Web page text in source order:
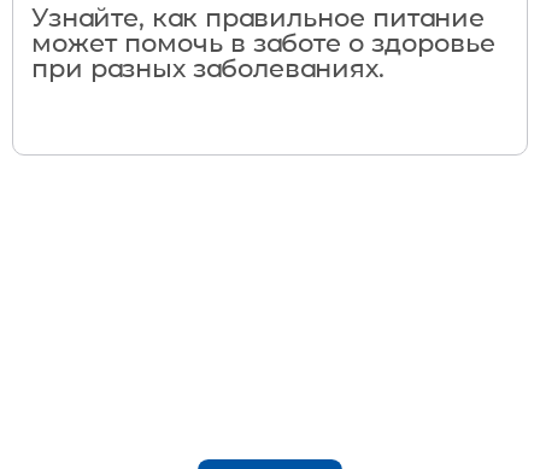
Узнайте, как правильное питание
может помочь в заботе о здоровье
при разных заболеваниях.